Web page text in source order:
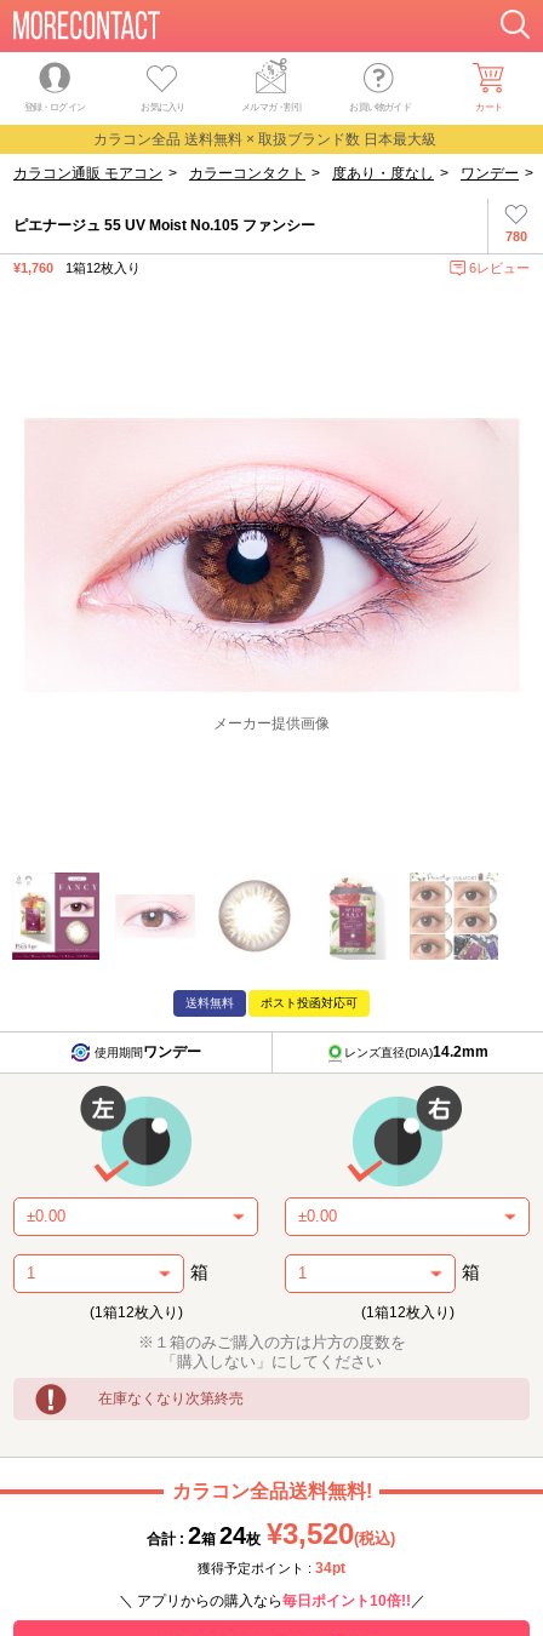
登録・ログイン お気に入り メルマガ・割引 お買い物ガイド カート
カラコン全品 送料無料 × 取扱ブランド数 日本最大級
カラコン通販 モアコン > カラーコンタクト > 度あり・度なし > ワンデー >
780
ピエナージュ 55 UV Moist No.105 ファンシー
¥1,760 1箱12枚入り 6レビュー
メーカー提供画像
送料無料 ポスト投函対応可
使用期間ワンデー レンズ直径(DIA)14.2mm
箱
(1箱12枚入り)
箱
(1箱12枚入り)
※１箱のみご購入の方は片方の度数を
「購入しない」にしてください
在庫なくなり次第終売
カラコン全品送料無料!
合計 : 2箱 24枚 ¥3,520(税込)
獲得予定ポイント : 34pt
＼ アプリからの購入なら毎日ポイント10倍!! ／